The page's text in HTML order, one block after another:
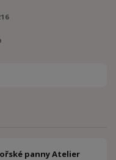
panny Atelier